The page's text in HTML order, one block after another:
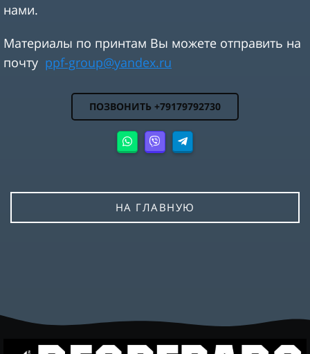
нами.
Материалы по принтам Вы можете отправить на
почту ppf-group@yandex.ru
ПОЗВОНИТЬ +79179792730
НА ГЛАВНУЮ